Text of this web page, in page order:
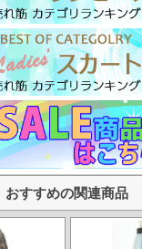
おすすめの関連商品